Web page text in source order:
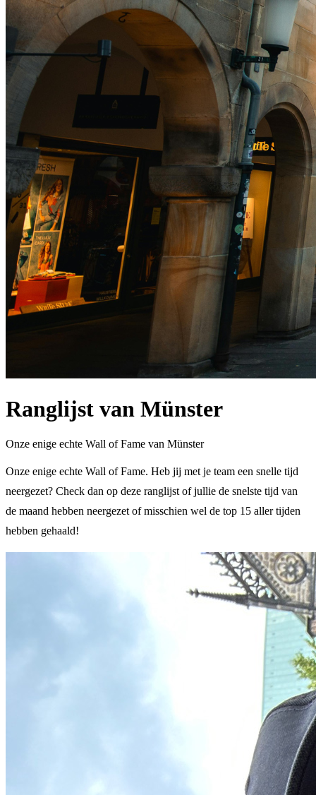
Ranglijst van Münster
Onze enige echte Wall of Fame van Münster
Onze enige echte Wall of Fame. Heb jij met je team een snelle tijd
neergezet? Check dan op deze ranglijst of jullie de snelste tijd van
de maand hebben neergezet of misschien wel de top 15 aller tijden
hebben gehaald!